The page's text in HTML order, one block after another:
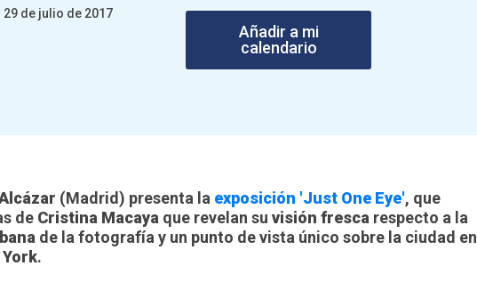
29 de julio de 2017
Añadir a mi
calendario
(Madrid) presenta la exposición 'Just One Eye', que
de Cristina Macaya que revelan su visión fresca respecto a la
de la fotografía y un punto de vista único sobre la ciudad en
York.